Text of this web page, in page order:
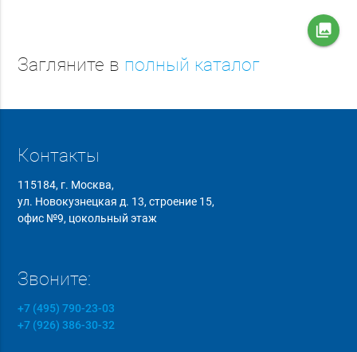
collections
Загляните в полный каталог
Контакты
115184, г. Москва,
ул. Новокузнецкая д. 13, строение 15,
офис №9, цокольный этаж
Звоните:
+7 (495) 790-23-03
+7 (926) 386-30-32